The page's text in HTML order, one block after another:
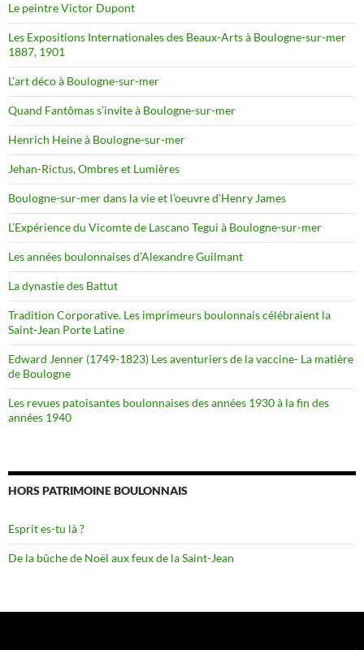
Le peintre Victor Dupont
Les Expositions Internationales des Beaux-Arts à Boulogne-sur-mer
1887, 1901
L’art déco à Boulogne-sur-mer
Quand Fantômas s’invite à Boulogne-sur-mer
Henrich Heine à Boulogne-sur-mer
Jehan-Rictus, Ombres et Lumières
Boulogne-sur-mer dans la vie et l’oeuvre d’Henry James
L’Expérience du Vicomte de Lascano Tegui à Boulogne-sur-mer
Les années boulonnaises d’Alexandre Guilmant
La dynastie des Battut
Tradition Corporative. Les imprimeurs boulonnais célébraient la
Saint-Jean Porte Latine
Edward Jenner (1749-1823) Les aventuriers de la vaccine- La matière
de Boulogne
Les revues patoisantes boulonnaises des années 1930 à la fin des
années 1940
HORS PATRIMOINE BOULONNAIS
Esprit es-tu là ?
De la bûche de Noël aux feux de la Saint-Jean